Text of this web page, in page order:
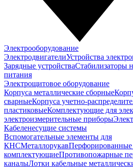
Электрооборудование
ЭлектродвигателиУстройства
Зарядные устройстваСтабилизаторы
питания
Электрощитовое оборудование
Корпуса металлические сборные
сварныеКорпуса учетно-
пластиковыеКомплектующие для
электроизмерительные приборы
Кабеленесущие системы
Вспомогательные элементы для
КНСМеталлорукавПерфорированные
комплектующиеПротивопожарные
каналыЛотки кабельные